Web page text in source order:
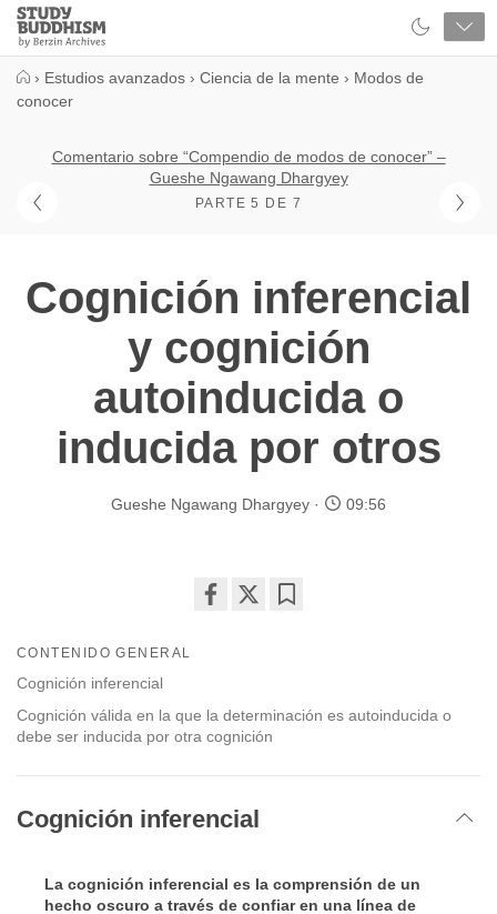
Close
Study
Buddhism
› Estudios avanzados › Ciencia de la mente › Modos de
conocer
Comentario sobre “Compendio de modos de conocer” –
Gueshe Ngawang Dhargyey
PARTE 5 DE 7
Cognición inferencial
y cognición
autoinducida o
inducida por otros
Gueshe Ngawang Dhargyey 09:56
CONTENIDO GENERAL
Cognición inferencial
Cognición válida en la que la determinación es autoinducida o
debe ser inducida por otra cognición
Cognición inferencial
La cognición inferencial es la comprensión de un
hecho oscuro a través de confiar en una línea de